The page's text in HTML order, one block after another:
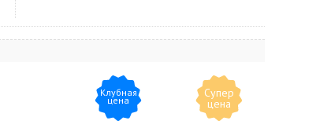
Супер
цена
Клубная
цена